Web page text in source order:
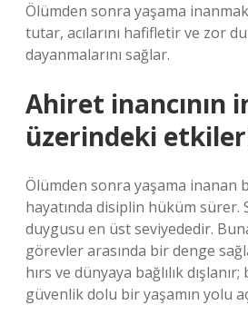
Ölümden sonra yaşama
tutar, acılarını hafifletir ve zor
dayanmalarını sağlar.
Ahiret inancının
üzerindeki
Ölümden sonra yaşama inanan
hayatında disiplin hüküm sürer.
duygusu en üst seviyededir.
görevler arasında bir denge
hırs ve dünyaya bağlılık
güvenlik dolu bir yaşamın yolu